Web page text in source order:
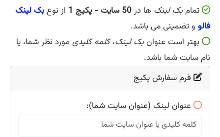
تمامبک لینک ها در 50 سایت - پکیج 1 از نوعبک لینک
فالو و تضمینی می باشد.
بهتر است عنوانبک لینک،کلمه کلیدیمورد نظر شما، یا
نام سایت شما باشد.
فرم سفارش پکیج
عنوان لینک (عنوان سایت شما):